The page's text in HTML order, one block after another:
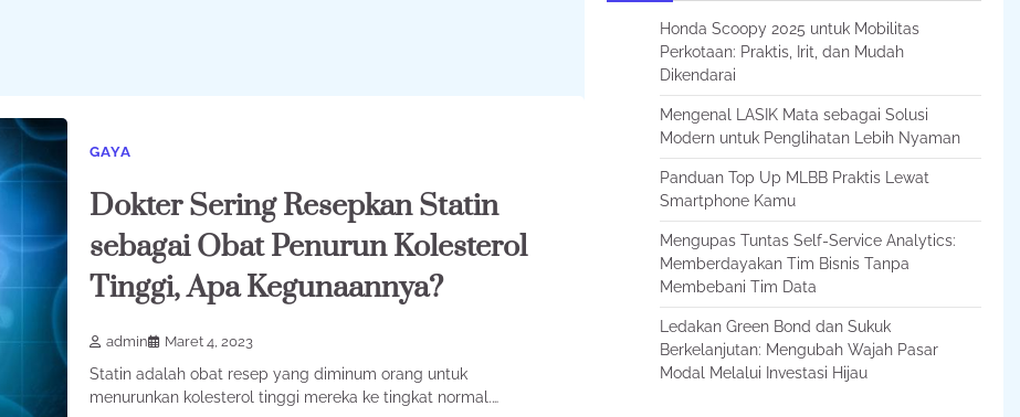
GAYA
Dokter Sering Resepkan Statin
sebagai Obat Penurun Kolesterol
Tinggi, Apa Kegunaannya?
admin Maret 4, 2023
Statin adalah obat resep yang diminum orang untuk
menurunkan kolesterol tinggi mereka ke tingkat normal.…
Honda Scoopy 2025 untuk Mobilitas
Perkotaan: Praktis, Irit, dan Mudah
Dikendarai
Mengenal LASIK Mata sebagai Solusi
Modern untuk Penglihatan Lebih Nyaman
Panduan Top Up MLBB Praktis Lewat
Smartphone Kamu
Mengupas Tuntas Self-Service Analytics:
Memberdayakan Tim Bisnis Tanpa
Membebani Tim Data
Ledakan Green Bond dan Sukuk
Berkelanjutan: Mengubah Wajah Pasar
Modal Melalui Investasi Hijau